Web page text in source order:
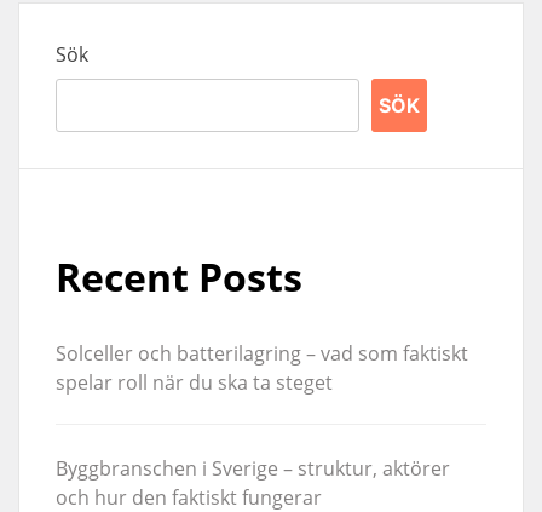
Sök
SÖK
Recent Posts
Solceller och batterilagring – vad som faktiskt
spelar roll när du ska ta steget
Byggbranschen i Sverige – struktur, aktörer
och hur den faktiskt fungerar